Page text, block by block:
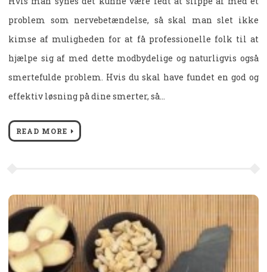
problem som nervebetændelse, så skal man slet ikke
kimse af muligheden for at få professionelle folk til at
hjælpe sig af med dette modbydelige og naturligvis også
smertefulde problem. Hvis du skal have fundet en god og
effektiv løsning på dine smerter, så…
READ MORE